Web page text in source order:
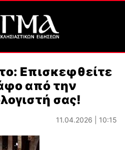
Επισκεφθείτε
από την
σας!
11.04.2026 | 10:15